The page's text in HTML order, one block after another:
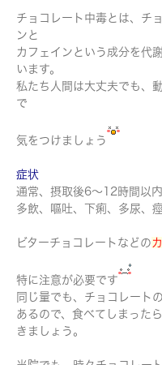
チョコレート中毒とは、チ
ンと
カフェインという成分を代
います。
私たち人間は大丈夫でも、
で
気をつけましょう
症状
通常、摂取後6～12時間以
多飲、嘔吐、下痢、多尿、
ビターチョコレートなどの
特に注意が必要です
同じ量でも、チョコレート
あるので、食べてしまった
きましょう。